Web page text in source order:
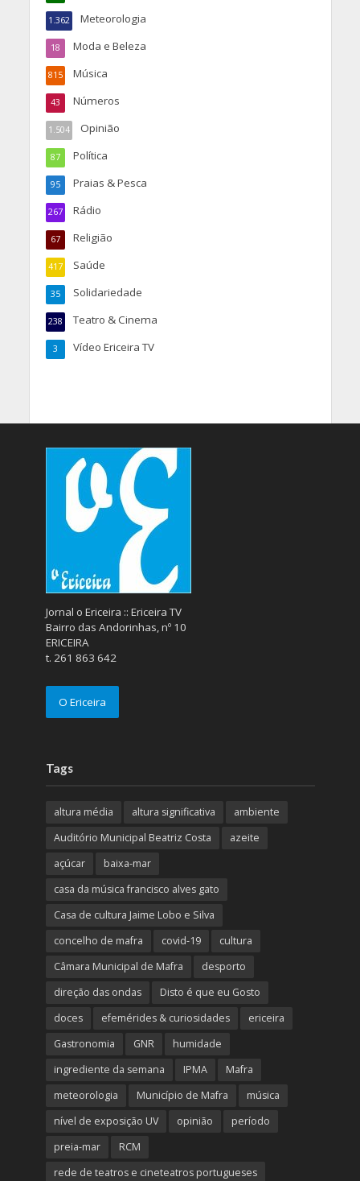
Meteorologia
1.362
Moda e Beleza
18
Música
815
Números
43
Opinião
1.504
Política
87
Praias & Pesca
95
Rádio
267
Religião
67
Saúde
417
Solidariedade
35
Teatro & Cinema
238
Vídeo Ericeira TV
3
Jornal o Ericeira :: Ericeira TV
Bairro das Andorinhas, nº 10
ERICEIRA
t. 261 863 642
O Ericeira
Tags
altura média altura significativa
ambiente
Auditório Municipal Beatriz Costa
azeite
açúcar
baixa-mar
casa da música francisco alves gato
Casa de cultura Jaime Lobo e Silva
concelho de mafra
covid-19
cultura
Câmara Municipal de Mafra
desporto
direção das ondas
Disto é que eu Gosto
doces
efemérides & curiosidades
ericeira
Gastronomia
GNR
humidade
ingrediente da semana
IPMA
Mafra
meteorologia
Município de Mafra
música
nível de exposição UV
opinião
período
preia-mar
RCM
rede de teatros e cineteatros portugueses